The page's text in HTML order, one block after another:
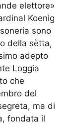
elettore»
Koenig
sono
della sètta,
adepto
Loggia
che
del
ma di
fondata il